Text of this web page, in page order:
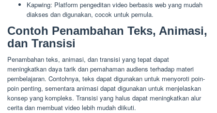
Kapwing: Platform pengeditan video berbasis web yang mudah
diakses dan digunakan, cocok untuk pemula.
Contoh Penambahan Teks, Animasi,
dan Transisi
Penambahan teks, animasi, dan transisi yang tepat dapat
meningkatkan daya tarik dan pemahaman audiens terhadap materi
pembelajaran. Contohnya, teks dapat digunakan untuk menyoroti poin-
poin penting, sementara animasi dapat digunakan untuk menjelaskan
konsep yang kompleks. Transisi yang halus dapat meningkatkan alur
cerita dan membuat video lebih mudah diikuti.